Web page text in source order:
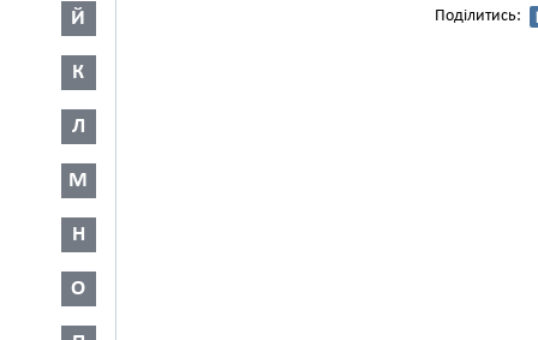
Й
К
Л
М
Н
О
Поділитись: